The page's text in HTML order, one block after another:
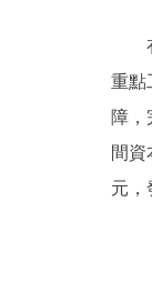
有
重點
障，
間資
元，